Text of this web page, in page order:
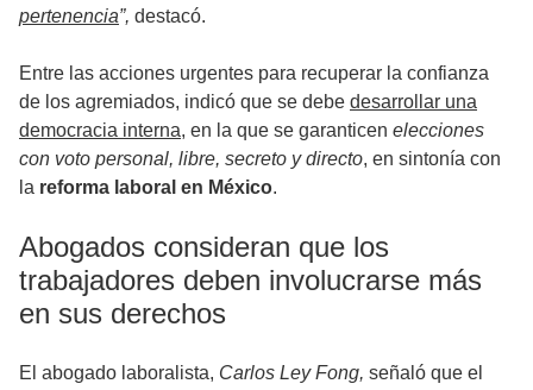
pertenencia”, destacó.
Entre las acciones urgentes para recuperar la confianza
de los agremiados, indicó que se debe desarrollar una
democracia interna, en la que se garanticen elecciones
con voto personal, libre, secreto y directo, en sintonía con
la reforma laboral en México.
Abogados consideran que los
trabajadores deben involucrarse más
en sus derechos
El abogado laboralista, Carlos Ley Fong, señaló que el